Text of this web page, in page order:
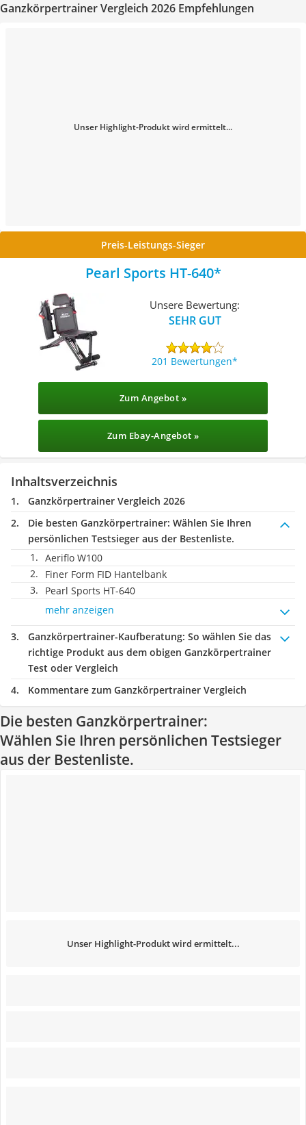
Ganzkörpertrainer Vergleich 2026 Empfehlungen
Unser Highlight-Produkt wird ermittelt...
Preis-Leistungs-Sieger
Pearl Sports HT-640
Unsere Bewertung:
SEHR GUT
201 Bewertungen
Zum Angebot »
Zum Ebay-Angebot »
Inhaltsverzeichnis
Ganzkörpertrainer Vergleich 2026
Die besten Ganzkörpertrainer: Wählen Sie Ihren
persönlichen Testsieger aus der Bestenliste.
Aeriflo W100
Finer Form FID Hantelbank
Pearl Sports HT-640
mehr anzeigen
Ganzkörpertrainer-Kaufberatung: So wählen Sie das
richtige Produkt aus dem obigen Ganzkörpertrainer
Test oder Vergleich
Kommentare zum Ganzkörpertrainer Vergleich
Die besten Ganzkörpertrainer:
Wählen Sie Ihren persönlichen Testsieger
aus der Bestenliste.
Unser Highlight-Produkt wird ermittelt...